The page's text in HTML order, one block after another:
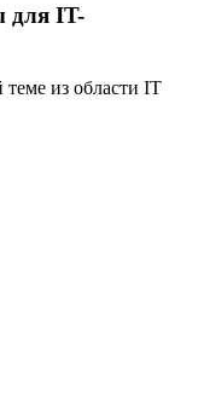
для IT-
из области IT